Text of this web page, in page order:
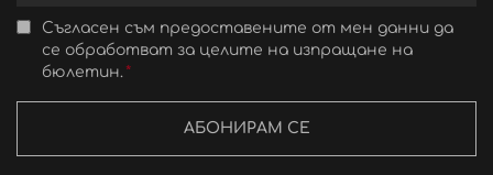
Съгласен съм предоставените от мен данни да
се обработват за целите на изпращане на
бюлетин.
АБОНИРАМ СЕ